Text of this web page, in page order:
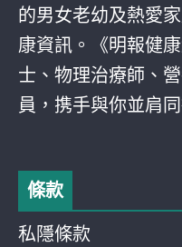
的男女老幼及熱愛
康資訊。《明報健
士、物理治療師、
員，携手與你並肩
條款
私隱條款